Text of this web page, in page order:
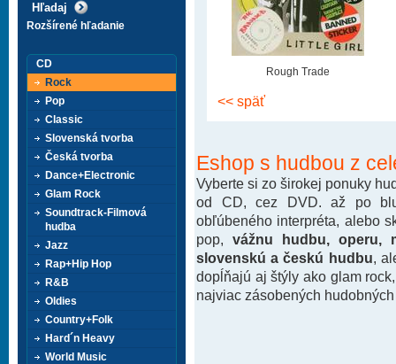
Rough Trade
<< späť
Eshop s hudbou z
Vyberte si zo širokej ponuky
od CD, cez DVD. až po
obľúbeného interpréta, alebo
pop, vážnu hudbu, operu,
slovenskú a českú hudbu ,
dopĺňajú aj štýly ako glam
najviac zásobených
Rozšírené hľadanie
CD
Rock
Pop
Classic
Slovenská tvorba
Česká tvorba
Dance+Electronic
Glam Rock
Soundtrack-Filmová
hudba
Jazz
Rap+Hip Hop
R&B
Oldies
Country+Folk
Hard´n Heavy
World Music